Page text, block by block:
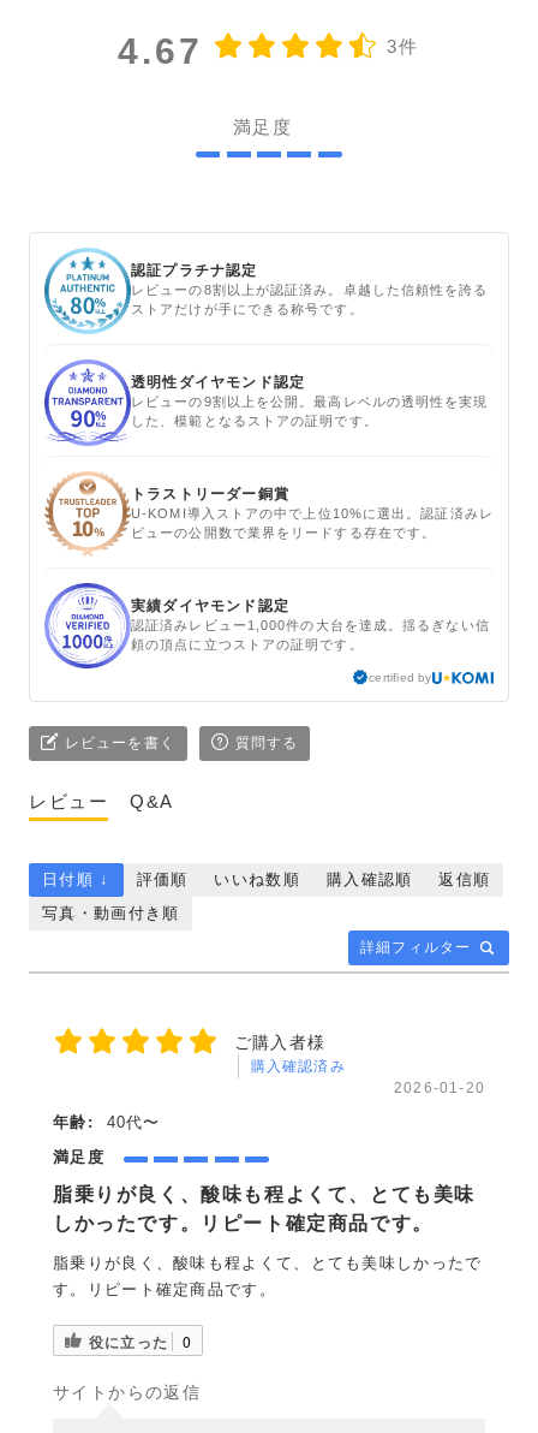
4.67 3件
満足度
認証プラチナ認定
レビューの8割以上が認証済み。卓越した信頼性を誇る
ストアだけが手にできる称号です。
透明性ダイヤモンド認定
レビューの9割以上を公開。最高レベルの透明性を実現
した、模範となるストアの証明です。
トラストリーダー銅賞
U-KOMI導入ストアの中で上位10%に選出。認証済みレ
ビューの公開数で業界をリードする存在です。
実績ダイヤモンド認定
認証済みレビュー1,000件の大台を達成。揺るぎない信
頼の頂点に立つストアの証明です。
certified by
レビューを書く 質問する
レビュー Q&A
詳細フィルター
日付順 ↓ 評価順 いいね数順 購入確認順
返信順
写真・動画付き順
ご購入者様
購入確認済み
2026-01-20
年齢:
40代〜
満足度
脂乗りが良く、酸味も程よくて、とても美味
しかったです。リピート確定商品です。
脂乗りが良く、酸味も程よくて、とても美味しかったで
す。リピート確定商品です。
役に立った 0
サイトからの返信